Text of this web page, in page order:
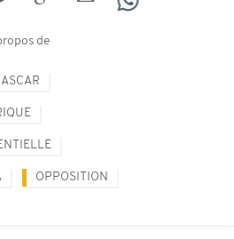
de
OPPOSITION